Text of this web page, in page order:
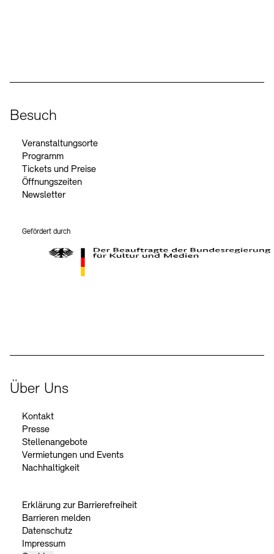
Besuch
Veranstaltungsorte
Programm
Tickets und Preise
Öffnungszeiten
Newsletter
Gefördert durch
Über Uns
Kontakt
Presse
Stellenangebote
Vermietungen und Events
Nachhaltigkeit
Erklärung zur Barrierefreiheit
Barrieren melden
Datenschutz
Impressum